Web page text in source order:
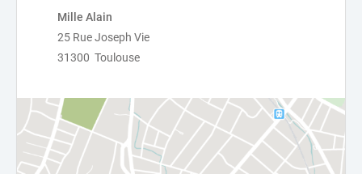
Mille Alain
25 Rue Joseph Vie
31300 Toulouse